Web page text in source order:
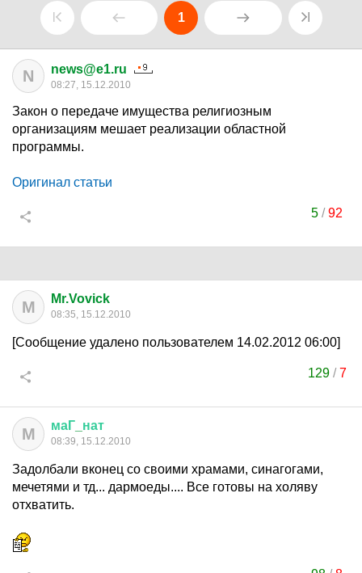
1
N news@e1.ru
08:27, 15.12.2010
Закон о передаче имущества религиозным
организациям мешает реализации областной
программы.
Оригинал статьи
5 /92
M Mr.Vovick
08:35, 15.12.2010
[Сообщение удалено пользователем 14.02.2012 06:00]
129/7
М маГ нат
08:39, 15.12.2010
Задолбали вконец со своими храмами, синагогами,
мечетями и тд... дармоеды.... Все готовы на холяву
отхватить.